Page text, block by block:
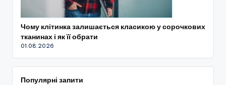
Чому клітинка залишається класикою у сорочкових
тканинах і як її обрати
01.08.2026
Популярні запити